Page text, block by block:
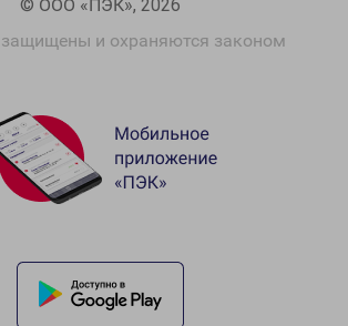
© ООО «ПЭК», 2026
защищены и охраняются законом